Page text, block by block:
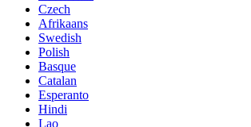
Czech
Afrikaans
Swedish
Polish
Basque
Catalan
Esperanto
Hindi
Lao